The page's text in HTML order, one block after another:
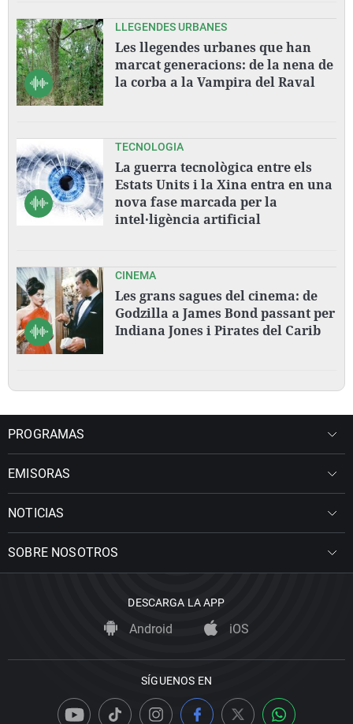
LLEGENDES URBANES
Les llegendes urbanes que han
marcat generacions: de la nena de
la corba a la Vampira del Raval
TECNOLOGIA
La guerra tecnològica entre els
Estats Units i la Xina entra en una
nova fase marcada per la
intel·ligència artificial
CINEMA
Les grans sagues del cinema: de
Godzilla a James Bond passant per
Indiana Jones i Pirates del Carib
PROGRAMAS
EMISORAS
NOTICIAS
SOBRE NOSOTROS
DESCARGA LA APP
Android iOS
SÍGUENOS EN